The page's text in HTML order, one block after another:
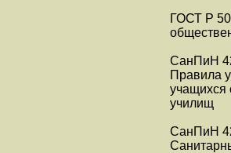
ГОСТ Р
СанПиН
Правила
учащихся
училищ
СанПиН